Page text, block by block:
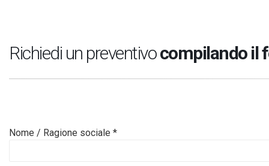
Richiedi un preventivocompilando il
Nome / Ragione sociale *